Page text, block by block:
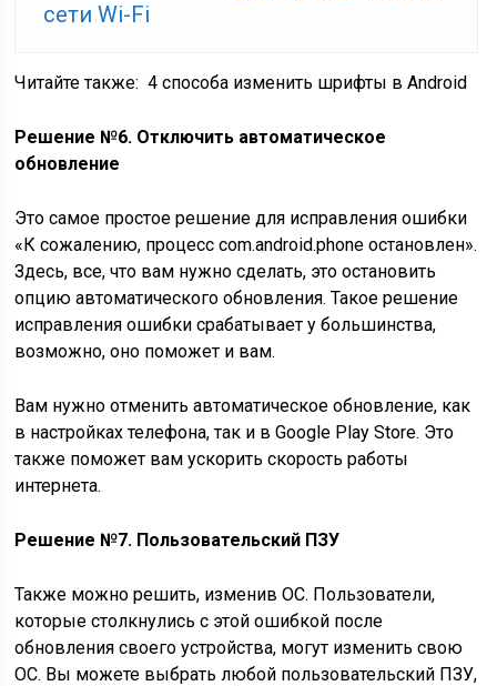
сети Wi-Fi
Читайте также: 4 способа изменить шрифты в Android
Решение №6. Отключить автоматическое
обновление
Это самое простое решение для исправления ошибки
«К сожалению, процесс com.android.phone остановлен».
Здесь, все, что вам нужно сделать, это остановить
опцию автоматического обновления. Такое решение
исправления ошибки срабатывает у большинства,
возможно, оно поможет и вам.
Вам нужно отменить автоматическое обновление, как
в настройках телефона, так и в Google Play Store. Это
также поможет вам ускорить скорость работы
интернета.
Решение №7. Пользовательский ПЗУ
Также можно решить, изменив ОС. Пользователи,
которые столкнулись с этой ошибкой после
обновления своего устройства, могут изменить свою
ОС. Вы можете выбрать любой пользовательский ПЗУ,